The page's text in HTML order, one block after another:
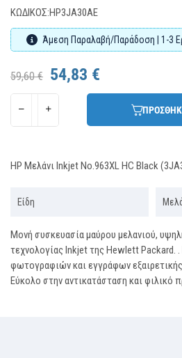
ΚΩΔΙΚΌΣ:HP3JA30AE
Άμεση Παραλαβή/Παράδοση | 1-3
59,60 € 54,83 €
HP Μελάνι Inkjet No.963XL HC Black
Είδη
Μονή συσκευασία μαύρου μελανιού,
τεχνολογίας Inkjet της Hewlett Packard. .
φωτογραφιών και εγγράφων
Εύκολο στην αντικατάσταση και φιλικό